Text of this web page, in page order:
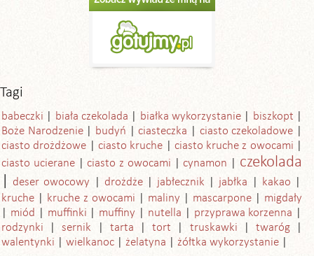
Tagi
babeczki biała czekolada białka wykorzystanie
biszkopt
Boże Narodzenie
budyń ciasteczka
ciasto czekoladowe
ciasto drożdżowe
ciasto kruche
ciasto kruche z owocami
ciasto ucierane
ciasto z owocami cynamon czekolada
deser owocowy drożdże jabłecznik jabłka
kakao
kruche
kruche z owocami maliny mascarpone
migdały
miód
muffinki muffiny nutella
przyprawa korzenna
rodzynki
sernik tarta tort truskawki
twaróg
walentynki
wielkanoc żelatyna żółtka wykorzystanie